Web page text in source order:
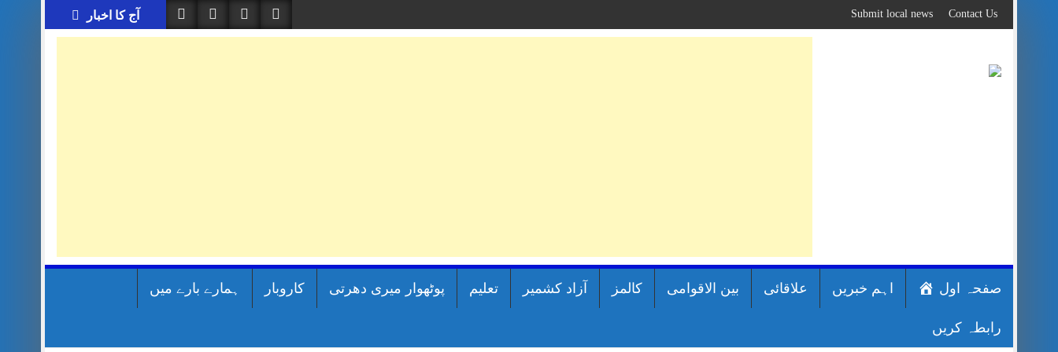
to
content
آج کا اخبار Contact Us
Submit local news
صفحہ اول اہم خبریں علاقائی بین الاقوامی کالمز آزاد کشمیر تعلیم پوٹھوار میری دھرتی کاروبار ہمارے بارے میں
رابطہ کریں